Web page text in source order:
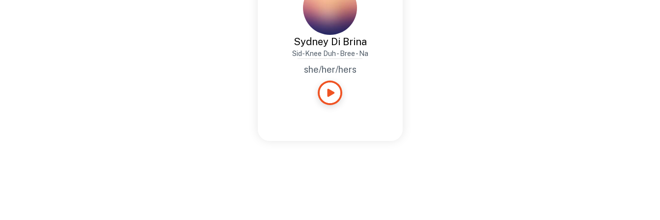
Sydney Di Brina
Sid-Knee Duh - Bree - Na
she/her/hers